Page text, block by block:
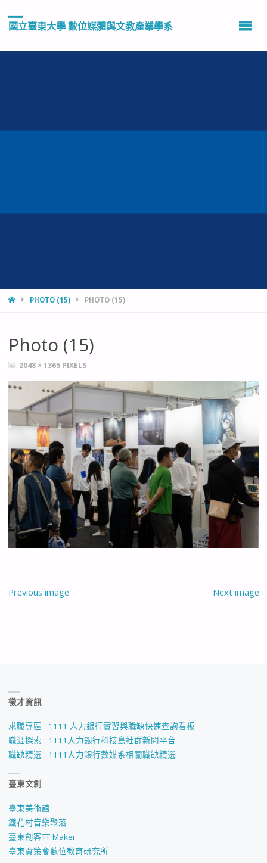
國立臺東大學 數位媒體與文教產業學系
HOMEPHOTO (15) PHOTO (15)
Photo (15)
FULL2048 × 1365 PIXELS
Previous image Next image
徵才資訊
求職專區 : 1111 人力銀行實習與職缺快速查詢看板
職涯探索 : 1111人力銀行科技島社群新聞平台
職缺精選 : 1111人力銀行數媒系相關職缺精選
臺東文創
臺東美術館
鐵花村音樂聚落
臺東創客TT Maker
臺東資策會數位教育研究所